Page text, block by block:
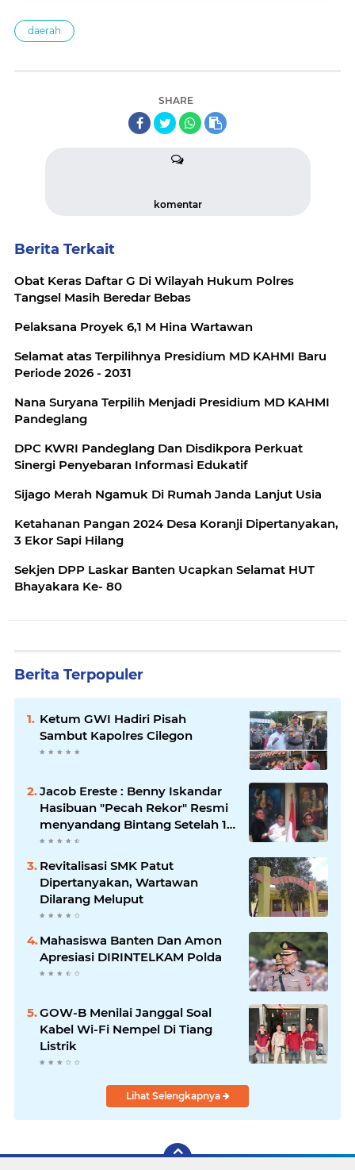
daerah
SHARE
komentar
Berita Terkait
Obat Keras Daftar G Di Wilayah Hukum Polres
Tangsel Masih Beredar Bebas
Pelaksana Proyek 6,1 M Hina Wartawan
Selamat atas Terpilihnya Presidium MD KAHMI Baru
Periode 2026 - 2031
Nana Suryana Terpilih Menjadi Presidium MD KAHMI
Pandeglang
DPC KWRI Pandeglang Dan Disdikpora Perkuat
Sinergi Penyebaran Informasi Edukatif
Sijago Merah Ngamuk Di Rumah Janda Lanjut Usia
Ketahanan Pangan 2024 Desa Koranji Dipertanyakan,
3 Ekor Sapi Hilang
Sekjen DPP Laskar Banten Ucapkan Selamat HUT
Bhayakara Ke- 80
Berita Terpopuler
Ketum GWI Hadiri Pisah
Sambut Kapolres Cilegon
Jacob Ereste : Benny Iskandar
Hasibuan "Pecah Rekor" Resmi
menyandang Bintang Setelah 14
Tahun Ngejokrok Berpangjat
Revitalisasi SMK Patut
Dipertanyakan, Wartawan
Dilarang Meluput
Mahasiswa Banten Dan Amon
Apresiasi DIRINTELKAM Polda
GOW-B Menilai Janggal Soal
Kabel Wi-Fi Nempel Di Tiang
Listrik
Lihat Selengkapnya